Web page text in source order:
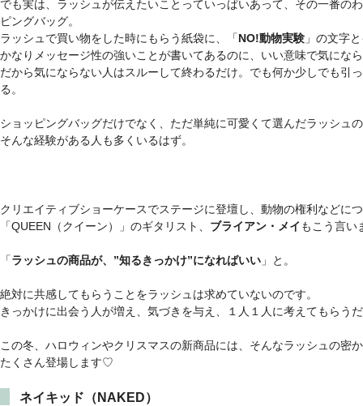
でも実は、ラッシュが伝えたいことっていっぱいあって、その一番の
ピングバッグ。
ラッシュで買い物をした時にもらう紙袋に、「NO!動物実験 」の文字
かなりメッセージ性の強いことが書いてあるのに、いい意味で気にな
だから気にならない人はスルーして終わるだけ。でも何か少しでも引
る。
ショッピングバッグだけでなく、ただ単純に可愛くて選んだラッシュ
そんな経験がある人も多くいるはず。
クリエイティブショーケースでステージに登壇し、動物の権利などに
「QUEEN（クイーン）」のギタリスト、 ブライアン・メイ もこう言い
「ラッシュの商品が、”知るきっかけ”になればいい 」と。
絶対に共感してもらうことをラッシュは求めていないのです。
きっかけに出会う人が増え、気づきを与え、１人１人に考えてもらう
この冬、ハロウィンやクリスマスの新商品には、そんなラッシュの密
たくさん登場します♡
ネイキッド（NAKED）